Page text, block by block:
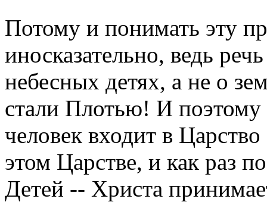
Потому и понимать эту
иносказательно, ведь
небесных детях, а не о
стали Плотью! И
человек входит в
этом Царстве, и как раз
Детей -- Христа